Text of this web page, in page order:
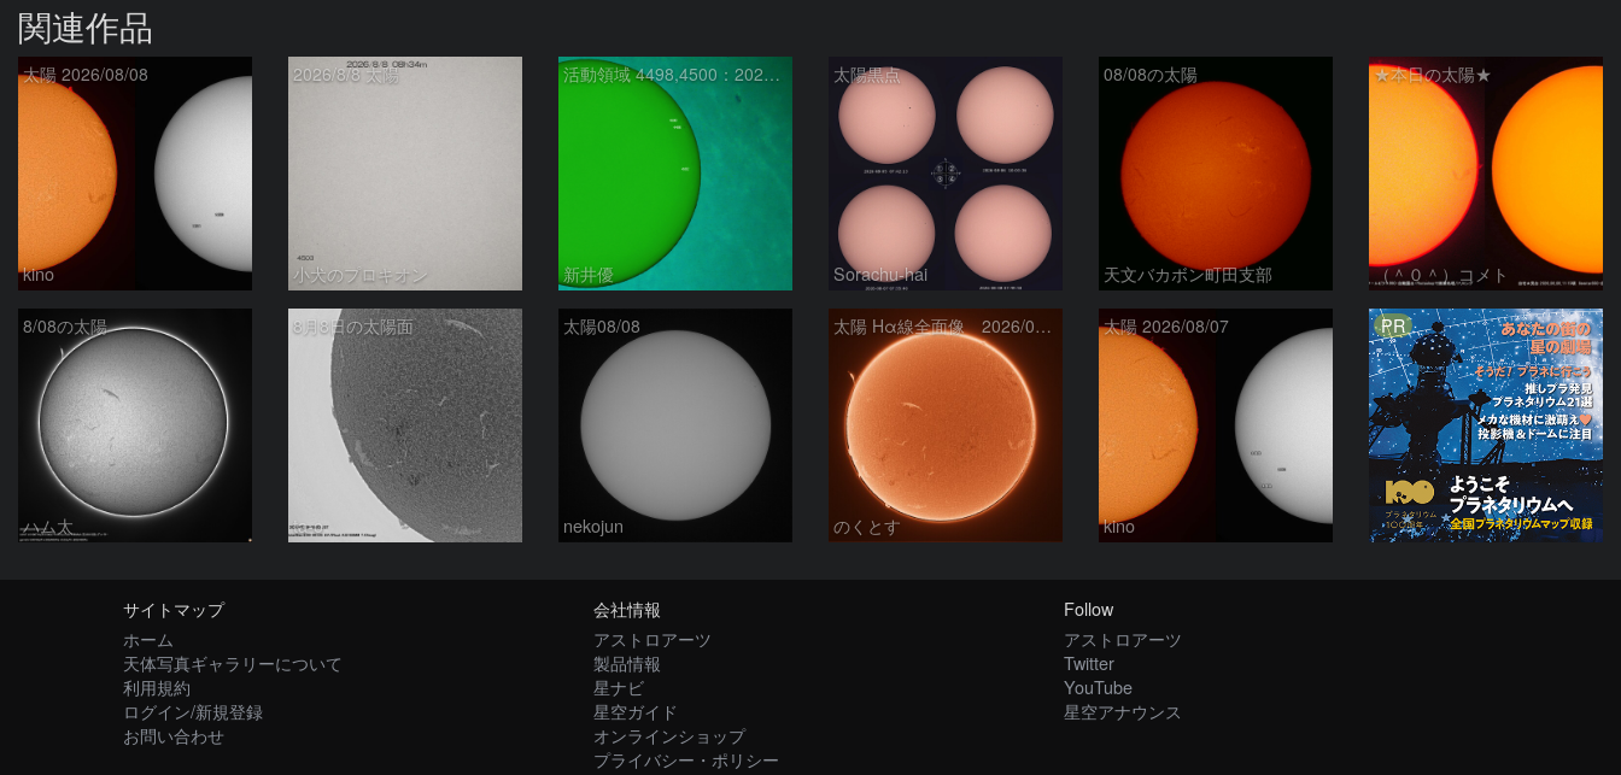
関連作品
太陽 2026/08/08
kino
2026/8/8 太陽
小犬のプロキオン
活動領域 4498,4500：2026/08/08
新井優
太陽黒点
Sorachu-hai
08/08の太陽
天文バカボン町田支部
★本日の太陽★
（＾０＾）コメト
8/08の太陽
ハム太
8月8日の太陽面
ta-o
太陽08/08
nekojun
太陽 Hα線全面像 2026/08/08
のくとす
太陽 2026/08/07
kino
PR
サイトマップ
ホーム
天体写真ギャラリーについて
利用規約
ログイン/新規登録
お問い合わせ
会社情報
アストロアーツ
製品情報
星ナビ
星空ガイド
オンラインショップ
プライバシー・ポリシー
Follow
アストロアーツ
Twitter
YouTube
星空アナウンス